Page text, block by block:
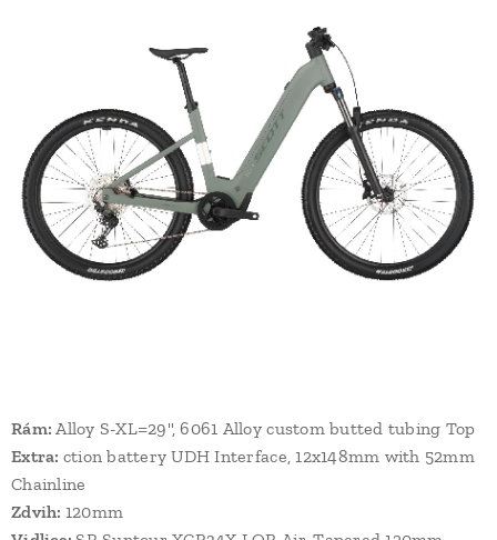
Rám:Alloy S-XL=29", 6061 Alloy custom butted tubing Top
Extra: ction battery UDH Interface, 12x148mm with 52mm
Chainline
Zdvih: 120mm